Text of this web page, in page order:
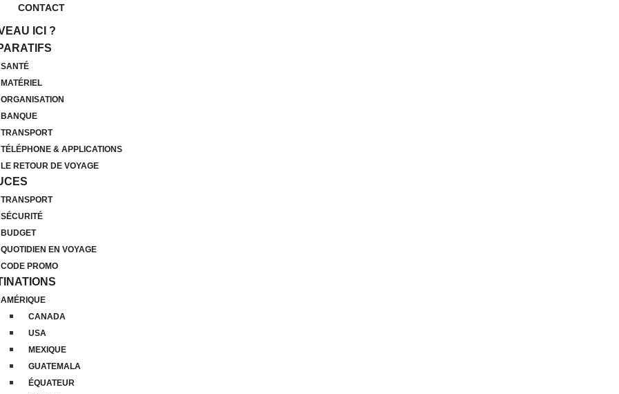
CONTACT
ICI ?
SANTÉ
MATÉRIEL
ORGANISATION
BANQUE
TRANSPORT
TÉLÉPHONE & APPLICATIONS
LE RETOUR DE VOYAGE
TRANSPORT
SÉCURITÉ
BUDGET
QUOTIDIEN EN VOYAGE
CODE PROMO
AMÉRIQUE
CANADA
USA
MEXIQUE
GUATEMALA
ÉQUATEUR